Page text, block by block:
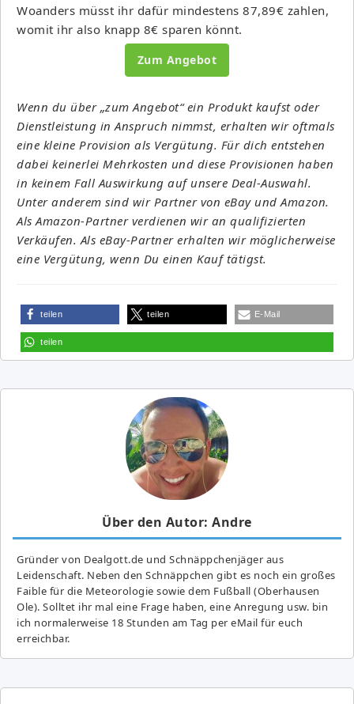
Woanders müsst ihr dafür mindestens 87,89€ zahlen,
womit ihr also knapp 8€ sparen könnt.
Zum Angebot
Wenn du über „zum Angebot“ ein Produkt kaufst oder
Dienstleistung in Anspruch nimmst, erhalten wir oftmals
eine kleine Provision als Vergütung. Für dich entstehen
dabei keinerlei Mehrkosten und diese Provisionen haben
in keinem Fall Auswirkung auf unsere Deal-Auswahl.
Unter anderem sind wir Partner von eBay und Amazon.
Als Amazon-Partner verdienen wir an qualifizierten
Verkäufen. Als eBay-Partner erhalten wir möglicherweise
eine Vergütung, wenn Du einen Kauf tätigst.
teilen teilen E-Mail
teilen
Über den Autor: Andre
Gründer von Dealgott.de und Schnäppchenjäger aus
Leidenschaft. Neben den Schnäppchen gibt es noch ein großes
Fai­ble für die Meteorologie sowie dem Fußball (Oberhausen
Ole). Solltet ihr mal eine Frage haben, eine Anregung usw. bin
ich normalerweise 18 Stunden am Tag per eMail für euch
erreichbar.